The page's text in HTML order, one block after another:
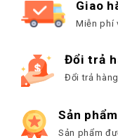
Giao
Miễn phí
Đổi trả
Đổi trả
Sản
Sản phẩm